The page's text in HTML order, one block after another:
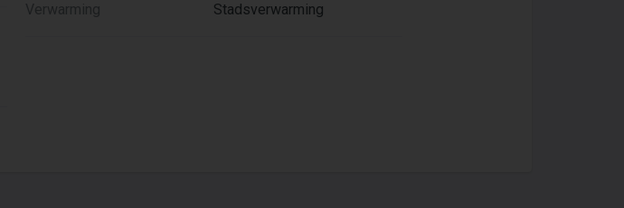
Verwarming Stadsverwarming